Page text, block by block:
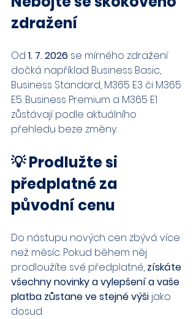
zdražení
Od 1. 7. 2026 se mírného zdražení
dočká například Business Basic,
Business Standard, M365 E3 či M365
E5. Business Premium a M365 E1
zůstávají podle aktuálního
přehledu beze změny.
💡 Prodlužte si
předplatné za
původní cenu
Do nástupu nových cen zbývá více
než měsíc. Pokud během něj
prodloužíte své předplatné, získáte
všechny novinky a vylepšení a vaše
platba zůstane ve stejné výši jako
dosud.